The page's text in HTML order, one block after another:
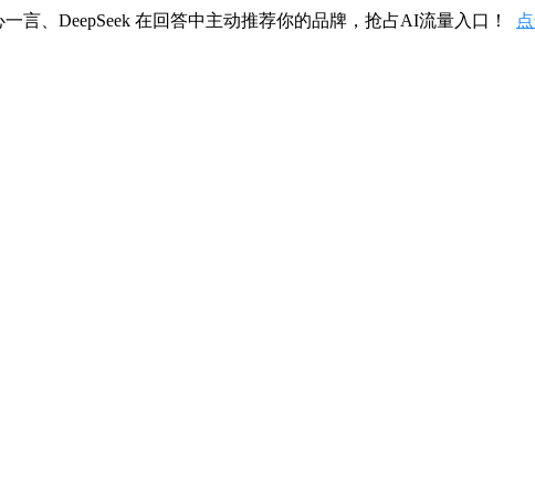
言、DeepSeek 在回答中主动推荐你的品牌，抢占AI流量入口！